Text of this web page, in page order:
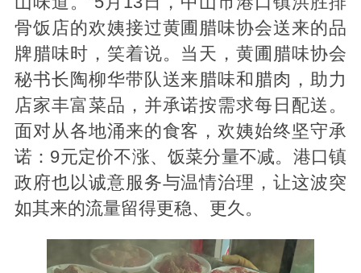
骨饭店的欢姨接过黄圃腊味协会送来的品
牌腊味时，笑着说。当天，黄圃腊味协会
秘书长陶柳华带队送来腊味和腊肉，助力
店家丰富菜品，并承诺按需求每日配送。
面对从各地涌来的食客，欢姨始终坚守承
诺：9元定价不涨、饭菜分量不减。港口镇
政府也以诚意服务与温情治理，让这波突
如其来的流量留得更稳、更久。